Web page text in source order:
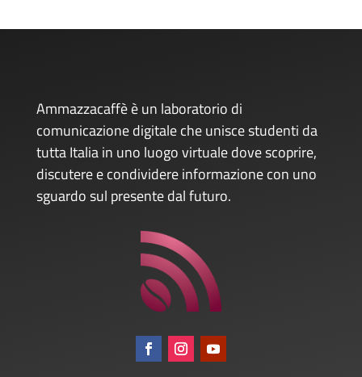
Ammazzacaffè è un laboratorio di
comunicazione digitale che unisce studenti da
tutta Italia in uno luogo virtuale dove scoprire,
discutere e condividere informazione con uno
sguardo sul presente dal futuro.